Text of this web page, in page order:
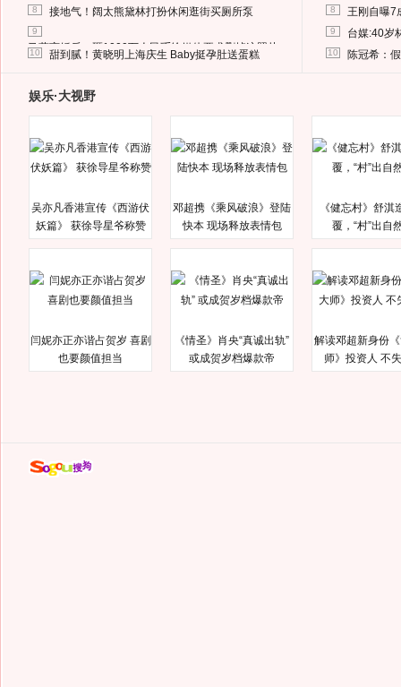
8 接地气！阔太熊黛林打扮休闲逛街买厕所泵
9
马蓉离婚后，砸1000万人民币给媒体要求删掉这照片
10 甜到腻！黄晓明上海庆生 Baby挺孕肚送蛋糕
8 王刚自曝7
9 台媒:40岁
10 陈冠希：
娱乐·大视野
吴亦凡香港宣传《西游伏
妖篇》 获徐导星爷称赞
邓超携《乘风破浪》登陆
快本 现场释放表情包
《健忘村》舒淇
覆，“村”出自
闫妮亦正亦谐占贺岁 喜剧
也要颜值担当
《情圣》肖央“真诚出轨”
或成贺岁档爆款帝
解读邓超新身份
师》投资人 不